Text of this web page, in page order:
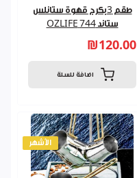
طقم 3بكرج قهوة ستانلس
ستاند 744 OZLIFE
₪120.00
اضافة للسلة
الأشهر